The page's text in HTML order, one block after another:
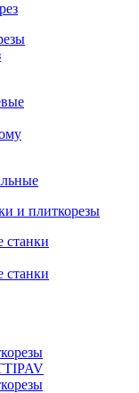
и плиткорезы
станки
станки